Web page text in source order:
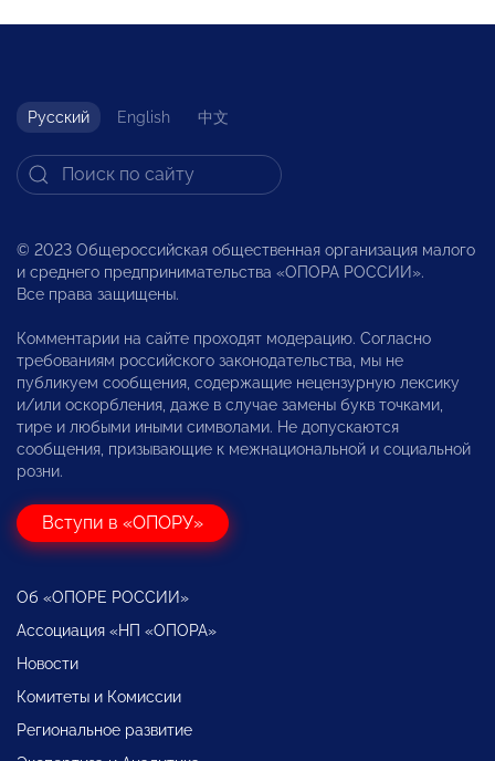
Русский English 中文
© 2023 Общероссийская общественная организация малого
и среднего предпринимательства «ОПОРА РОССИИ».
Все права защищены.
Комментарии на сайте проходят модерацию. Согласно
требованиям российского законодательства, мы не
публикуем сообщения, содержащие нецензурную лексику
и/или оскорбления, даже в случае замены букв точками,
тире и любыми иными символами. Не допускаются
сообщения, призывающие к межнациональной и социальной
розни.
Вступи в «ОПОРУ»
Об «ОПОРЕ РОССИИ»
Ассоциация «НП «ОПОРА»
Новости
Комитеты и Комиссии
Региональное развитие